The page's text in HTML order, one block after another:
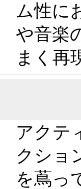
ム性に
や音楽
まく再
アクテ
クショ
を蔦っ